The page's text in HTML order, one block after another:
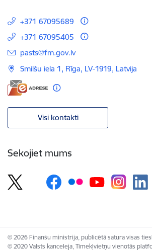
+371 67095689
+371 67095405
E-pasts:
pasts@fm.gov.lv
Smilšu iela 1, Rīga, LV-1919, Latvija
Visi kontakti
Sekojiet mums
© 2026 Finanšu ministrija, publicētā satura visas
© 2020 Valsts kanceleja, Tīmekļvietņu vienotās